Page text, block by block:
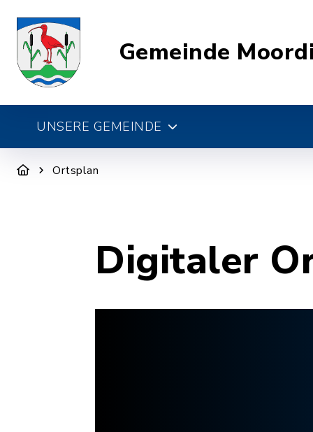
Gemeinde
UNSERE GEMEINDE
Ortsplan
Digitaler